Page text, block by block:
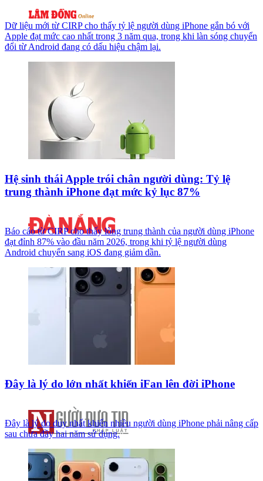
Dữ liệu mới từ CIRP cho thấy tỷ lệ người dùng iPhone gắn bó với
Apple đạt mức cao nhất trong 3 năm qua, trong khi làn sóng chuyển
đổi từ Android đang có dấu hiệu chậm lại.
Hệ sinh thái Apple trói chân người dùng: Tỷ lệ
trung thành iPhone đạt mức kỷ lục 87%
Báo cáo từ CIRP cho thấy lòng trung thành của người dùng iPhone
đạt đỉnh 87% vào đầu năm 2026, trong khi tỷ lệ người dùng
Android chuyển sang iOS đang giảm dần.
Đây là lý do lớn nhất khiến iFan lên đời iPhone
Đây là lý do duy nhất khiến nhiều người dùng iPhone phải nâng cấp
sau chưa đầy hai năm sử dụng.